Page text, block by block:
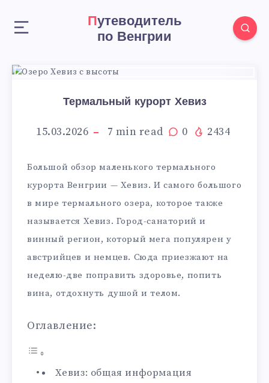
Путеводитель
по Венгрии
Термальный курорт Хевиз
15.03.2026 7 min read 0 2434
Большой обзор маленького термального
курорта Венгрии — Хевиз. И самого большого
в мире термального озера, которое также
называется Хевиз. Город-санаторий и
винный регион, который мега популярен у
австрийцев и немцев. Сюда приезжают на
неделю-две поправить здоровье, попить
вина, отдохнуть душой и телом.
Оглавление:
Хевиз: общая информация